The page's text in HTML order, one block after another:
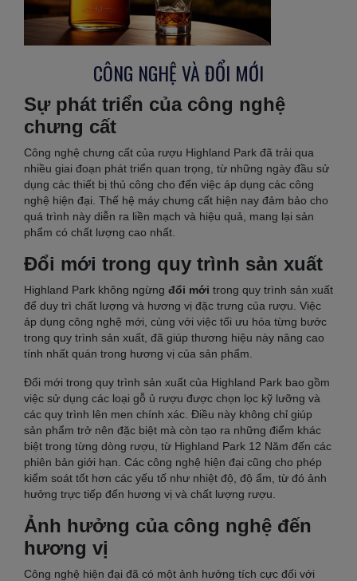
CÔNG NGHỆ VÀ ĐỔI MỚI
Sự phát triển của công nghệ
chưng cất
Công nghệ chưng cất của rượu Highland Park đã trải qua
nhiều giai đoạn phát triển quan trọng, từ những ngày đầu sử
dụng các thiết bị thủ công cho đến việc áp dụng các công
nghệ hiện đại. Thế hệ máy chưng cất hiện nay đảm bảo cho
quá trình này diễn ra liền mạch và hiệu quả, mang lại sản
phẩm có chất lượng cao nhất.
Đổi mới trong quy trình sản xuất
Highland Park không ngừng đổi mới trong quy trình sản xuất
để duy trì chất lượng và hương vị đặc trưng của rượu. Việc
áp dụng công nghệ mới, cùng với việc tối ưu hóa từng bước
trong quy trình sản xuất, đã giúp thương hiệu này nâng cao
tính nhất quán trong hương vị của sản phẩm.
Đổi mới trong quy trình sản xuất của Highland Park bao gồm
việc sử dụng các loại gỗ ủ rượu được chọn lọc kỹ lưỡng và
các quy trình lên men chính xác. Điều này không chỉ giúp
sản phẩm trở nên đặc biệt mà còn tạo ra những điểm khác
biệt trong từng dòng rượu, từ Highland Park 12 Năm đến các
phiên bản giới hạn. Các công nghệ hiện đại cũng cho phép
kiểm soát tốt hơn các yếu tố như nhiệt độ, độ ẩm, từ đó ảnh
hưởng trực tiếp đến hương vị và chất lượng rượu.
Ảnh hưởng của công nghệ đến
hương vị
Công nghệ hiện đại đã có một ảnh hưởng tích cực đối với